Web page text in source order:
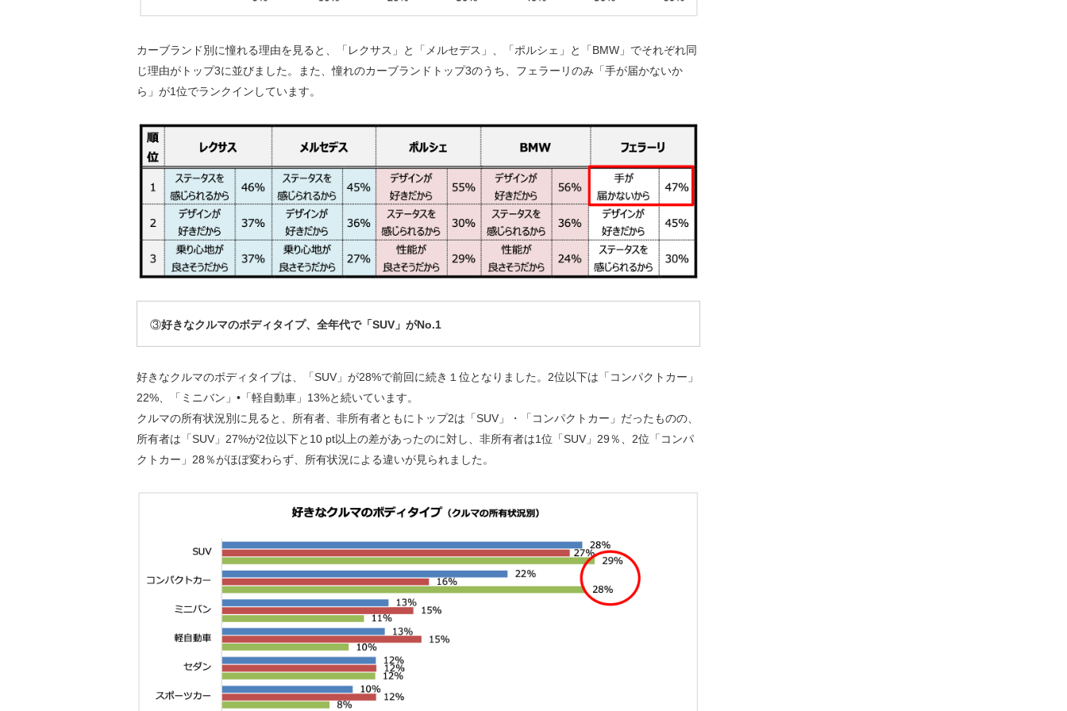
カーブランド別に憧れる理由を見ると、「レクサス」と「メルセデス」、「ポルシェ」と「BMW」でそれぞれ同
じ理由がトップ3に並びました。また、憧れのカーブランドトップ3のうち、フェラーリのみ「手が届かないか
ら」が1位でランクインしています。
③好きなクルマのボディタイプ、全年代で「SUV」がNo.1
好きなクルマのボディタイプは、「SUV」が28%で前回に続き１位となりました。2位以下は「コンパクトカー」
22%、「ミニバン」•「軽自動車」13%と続いています。
クルマの所有状況別に見ると、所有者、非所有者ともにトップ2は「SUV」・「コンパクトカー」だったものの、
所有者は「SUV」27%が2位以下と10 pt以上の差があったのに対し、非所有者は1位「SUV」29％、2位「コンパ
クトカー」28％がほぼ変わらず、所有状況による違いが見られました。